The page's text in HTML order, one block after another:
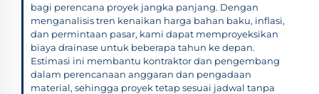
bagi perencana proyek jangka panjang. Dengan
menganalisis tren kenaikan harga bahan baku, inflasi,
dan permintaan pasar, kami dapat memproyeksikan
biaya drainase untuk beberapa tahun ke depan.
Estimasi ini membantu kontraktor dan pengembang
dalam perencanaan anggaran dan pengadaan
material, sehingga proyek tetap sesuai jadwal tanpa